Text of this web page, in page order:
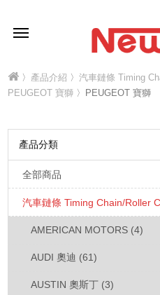
〉 產品介紹 〉汽車鏈條 Timing
PEUGEOT 寶獅 〉PEUGEOT 寶獅
產品分類
全部商品
汽車鏈條 Timing Chain/Roller
AMERICAN MOTORS (4)
AUDI 奧迪 (61)
AUSTIN 奧斯丁 (3)